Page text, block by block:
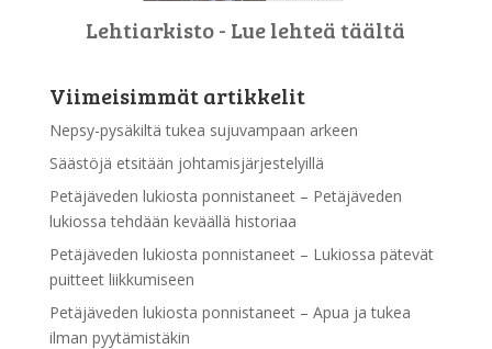
Lehtiarkisto - Lue lehteä täältä
Viimeisimmät artikkelit
Nepsy-pysäkiltä tukea sujuvampaan arkeen
Säästöjä etsitään johtamisjärjestelyillä
Petäjäveden lukiosta ponnistaneet – Petäjäveden
lukiossa tehdään keväällä historiaa
Petäjäveden lukiosta ponnistaneet – Lukiossa pätevät
puitteet liikkumiseen
Petäjäveden lukiosta ponnistaneet – Apua ja tukea
ilman pyytämistäkin